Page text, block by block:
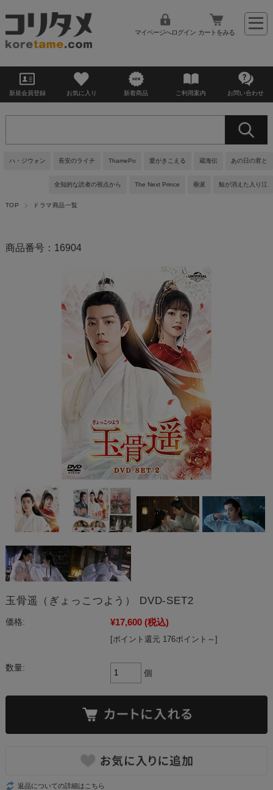
マイページへログイン カートをみる
新規会員登録 お気に入り 新着商品 ご利用案内 お問い合わせ
ハ・ジウォン 長安のライチ ThamePo 愛がきこえる 蔵海伝 あの日の君と
全知的な読者の視点から The Next Prince 垂涎 鯨が消えた入り江
TOP ドラマ商品一覧
商品番号：16904
玉骨遥（ぎょっこつよう） DVD-SET2
価格: ¥17,600 (税込)
[ポイント還元 176ポイント～]
数量:
個
返品についての詳細はこちら